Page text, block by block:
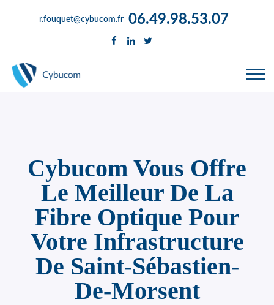
r.fouquet@cybucom.fr 06.49.98.53.07
Cybucom Vous Offre
Le Meilleur De La
Fibre Optique Pour
Votre Infrastructure
De Saint-Sébastien-
De-Morsent